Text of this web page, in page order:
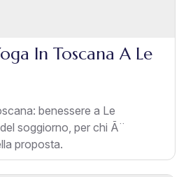
In Toscana A Le
benessere a Le
soggiorno, per chi Ã¨
proposta.